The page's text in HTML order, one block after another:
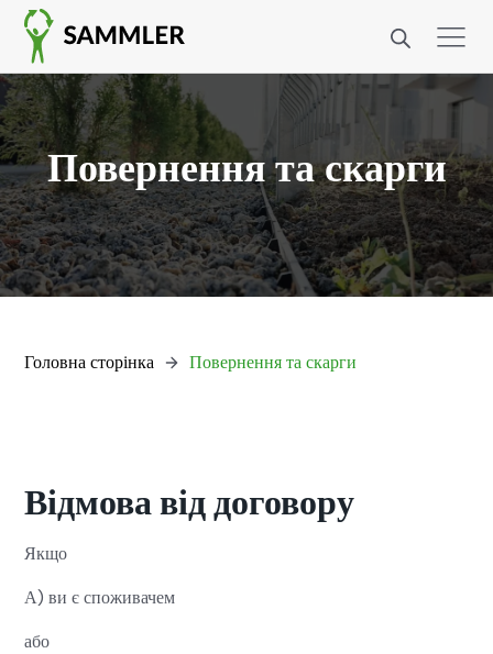
Повернення та скарги
Головна сторінка Повернення та скарги
Відмова від договору
Якщо
А) ви є споживачем
або